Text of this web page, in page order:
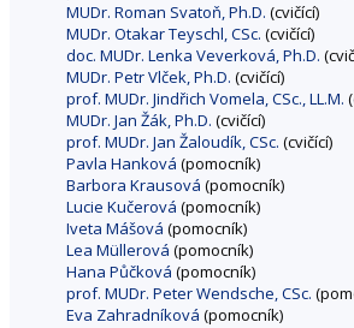
MUDr. Roman Svatoň, Ph.D. (cvičící)
MUDr. Otakar Teyschl, CSc. (cvičící)
doc. MUDr. Lenka Veverková, Ph.D.
MUDr. Petr Vlček, Ph.D. (cvičící)
prof. MUDr. Jindřich Vomela, CSc., LL.M.
MUDr. Jan Žák, Ph.D. (cvičící)
prof. MUDr. Jan Žaloudík, CSc. (cvičící)
Pavla Hanková (pomocník)
Barbora Krausová (pomocník)
Lucie Kučerová (pomocník)
Iveta Mášová (pomocník)
Lea Müllerová (pomocník)
Hana Půčková (pomocník)
prof. MUDr. Peter Wendsche, CSc.
Eva Zahradníková (pomocník)